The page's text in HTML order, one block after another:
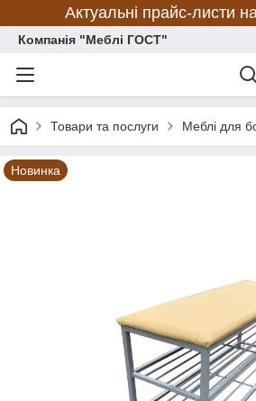
Актуальні прайс-листи
Компанія "Меблі ГОСТ"
Товари та послуги Меблі для
Новинка